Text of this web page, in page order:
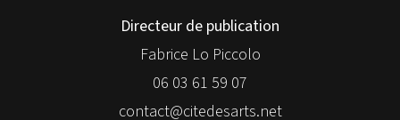
Directeur de publication
Fabrice Lo Piccolo
06 03 61 59 07
contact@citedesarts.net